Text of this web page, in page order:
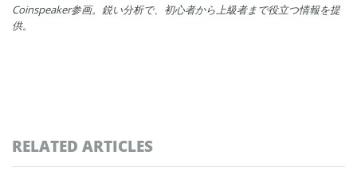
Coinspeaker参画。鋭い分析で、初心者から上級者まで役立つ情報を提
供。
RELATED ARTICLES